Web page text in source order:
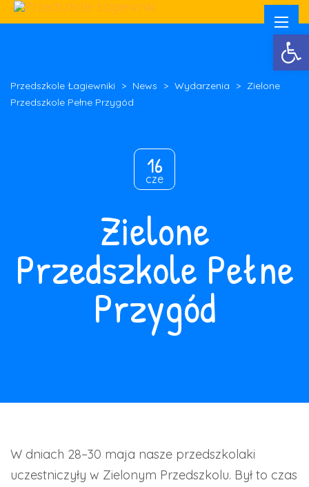
Przedszkole Łagiewniki > News > Wydarzenia > Zielone
Przedszkole Pełne Przygód
16
cze
Zielone
Przedszkole Pełne
Przygód
W dniach 28–30 maja nasze przedszkolaki
uczestniczyły w Zielonym Przedszkolu. Był to czas